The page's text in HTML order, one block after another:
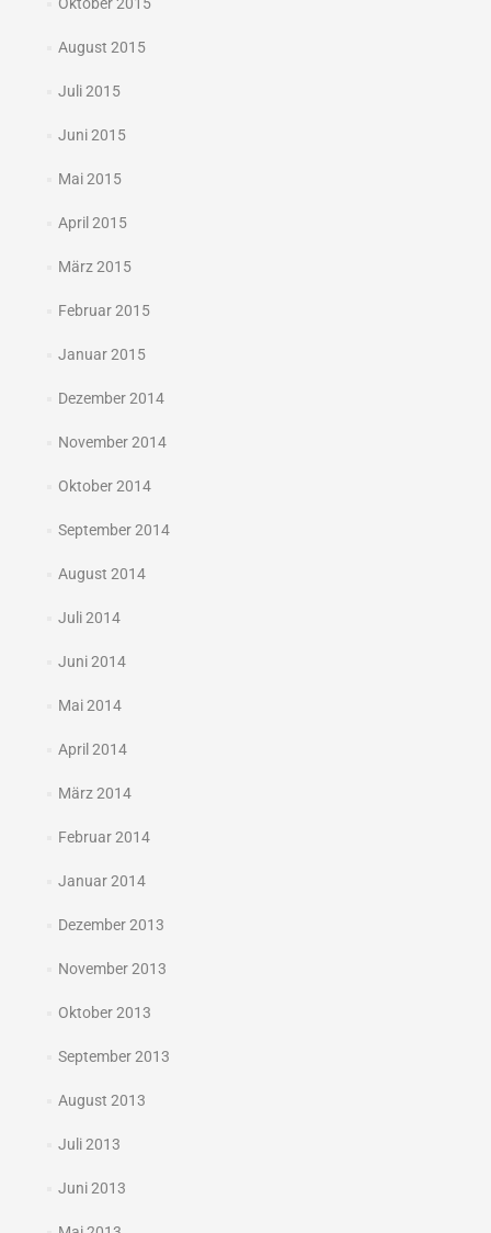
August 2015
Juli 2015
Juni 2015
Mai 2015
April 2015
März 2015
Februar 2015
Januar 2015
Dezember 2014
November 2014
Oktober 2014
September 2014
August 2014
Juli 2014
Juni 2014
Mai 2014
April 2014
März 2014
Februar 2014
Januar 2014
Dezember 2013
November 2013
Oktober 2013
September 2013
August 2013
Juli 2013
Juni 2013